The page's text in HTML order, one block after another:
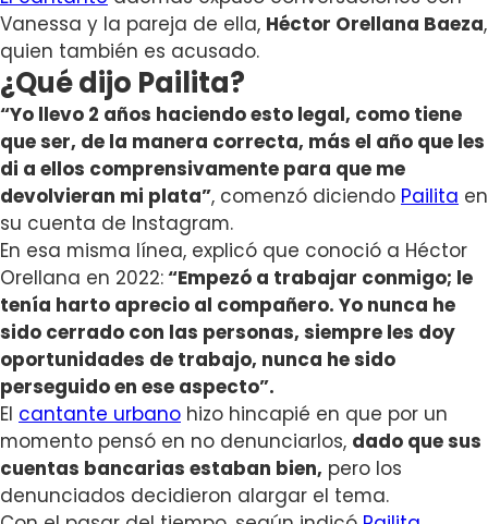
Vanessa y la pareja de ella, Héctor Orellana Baeza,
quien también es acusado.
¿Qué dijo Pailita?
“Yo llevo 2 años haciendo esto legal, como tiene
que ser, de la manera correcta, más el año que les
di a ellos comprensivamente para que me
devolvieran mi plata”, comenzó diciendo Pailita en
su cuenta de Instagram.
En esa misma línea, explicó que conoció a Héctor
Orellana en 2022:“Empezó a trabajar conmigo; le
tenía harto aprecio al compañero. Yo nunca he
sido cerrado con las personas, siempre les doy
oportunidades de trabajo, nunca he sido
perseguido en ese aspecto”.
El cantante urbano hizo hincapié en que por un
momento pensó en no denunciarlos, dado que sus
cuentas bancarias estaban bien, pero los
denunciados decidieron alargar el tema.